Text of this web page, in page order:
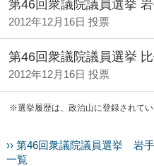
第46回衆議院議員選挙
2012年12月16日 投票
第46回衆議院議員選挙
2012年12月16日 投票
※選挙履歴は、政治山に登録されてい
›› 第46回衆議院議員選挙 岩
一覧